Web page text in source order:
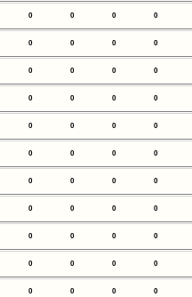
0 0 0 0
0 0 0 0
0 0 0 0
0 0 0 0
0 0 0 0
0 0 0 0
0 0 0 0
0 0 0 0
0 0 0 0
0 0 0 0
0 0 0 0